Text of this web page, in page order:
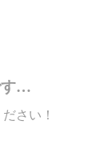
す…
さい！